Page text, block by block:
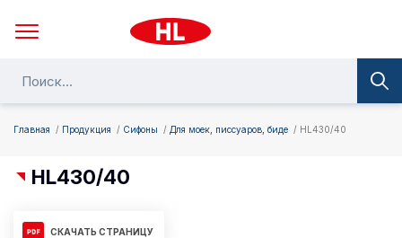
Главная Продукция Сифоны Для моек, писсуаров, биде HL430/40
HL430/40
СКАЧАТЬ СТРАНИЦУ